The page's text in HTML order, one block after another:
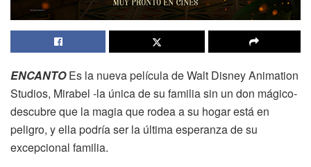
ENCANTOEs la nueva película de Walt Disney Animation
Studios, Mirabel -la única de su familia sin un don mágico-
descubre que la magia que rodea a su hogar está en
peligro, y ella podría ser la última esperanza de su
excepcional familia.